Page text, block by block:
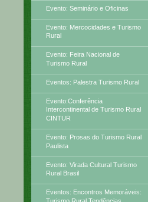
Evento: Seminário e Oficinas
Evento: Mercocidades e Turismo
Rural
Evento: Feira Nacional de
Turismo Rural
Eventos: Palestra Turismo Rural
Evento:Conferência
Intercontinental de Turismo Rural
CINTUR
Evento: Prosas do Turismo Rural
Paulista
Evento: Virada Cultural Turismo
Rural Brasil
Eventos: Encontros Memoráveis: